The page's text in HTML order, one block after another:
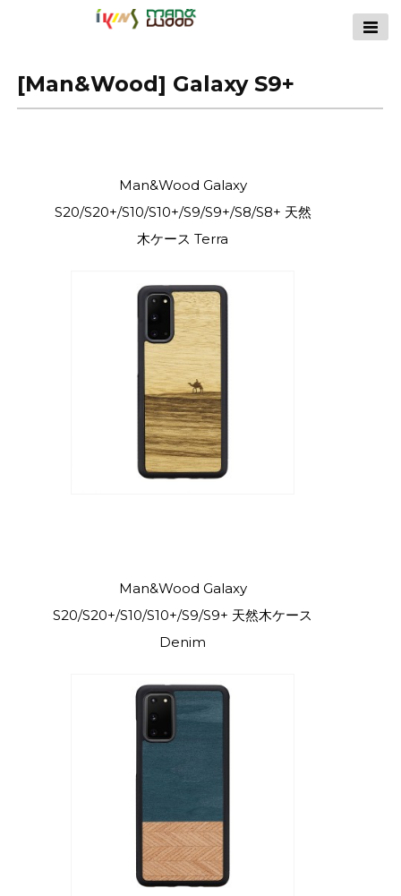
【公式サイト】
ikins天然貝ケース
｜Man&Wood天然
木ケース
[Man&Wood] Galaxy S9+
Man&Wood Galaxy
S20/S20+/S10/S10+/S9/S9+/S8/S8+ 天然
木ケース Terra
Man&Wood Galaxy
S20/S20+/S10/S10+/S9/S9+ 天然木ケース
Denim